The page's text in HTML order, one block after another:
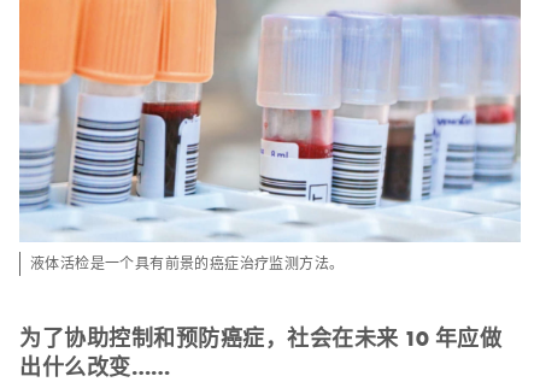
液体活检是一个具有前景的癌症治疗监测方法。
为了协助控制和预防癌症，社会在未来 10 年应做
出什么改变……